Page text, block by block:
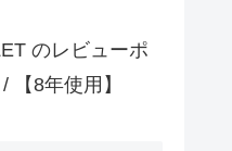
のレビューポ
【8年使用】